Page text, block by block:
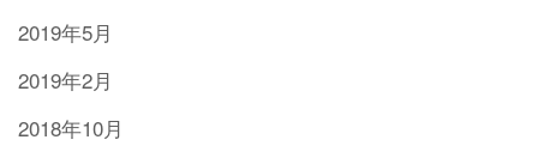
2019年5月
2019年2月
2018年10月